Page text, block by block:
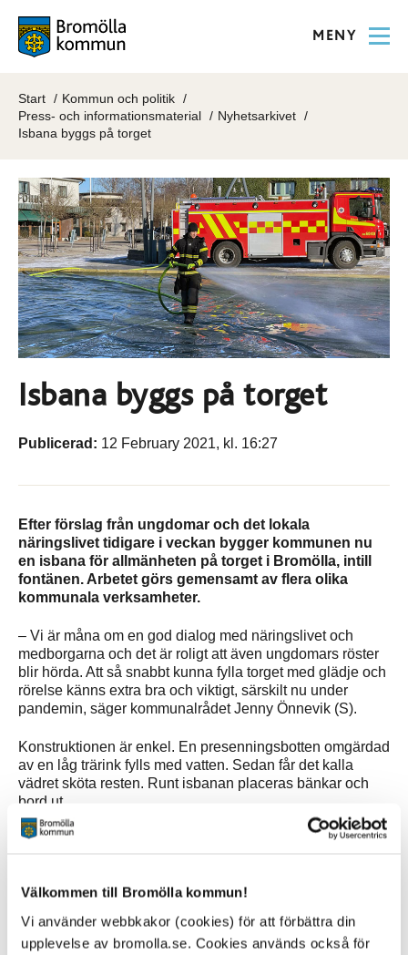
Välkommen till Bromölla kommun!
Vi använder webbkakor (cookies) för att förbättra din
upplevelse av bromolla.se. Cookies används också för
MENY
Start
Kommun och politik
Press- och informationsmaterial
Nyhetsarkivet
Isbana byggs på torget
Isbana byggs på torget
Publicerad: 12 February 2021, kl. 16:27
Efter förslag från ungdomar och det lokala
näringslivet tidigare i veckan bygger kommunen nu
en isbana för allmänheten på torget i Bromölla, intill
fontänen. Arbetet görs gemensamt av flera olika
kommunala verksamheter.
– Vi är måna om en god dialog med näringslivet och
medborgarna och det är roligt att även ungdomars röster
blir hörda. Att så snabbt kunna fylla torget med glädje och
rörelse känns extra bra och viktigt, särskilt nu under
pandemin, säger kommunalrådet Jenny Önnevik (S).
Konstruktionen är enkel. En presenningsbotten omgärdad
av en låg trärink fylls med vatten. Sedan får det kalla
vädret sköta resten. Runt isbanan placeras bänkar och
bord ut.
Vatten fylls på i flera omgångar och därför är isbanan klar
Corona och hålla avstånd.